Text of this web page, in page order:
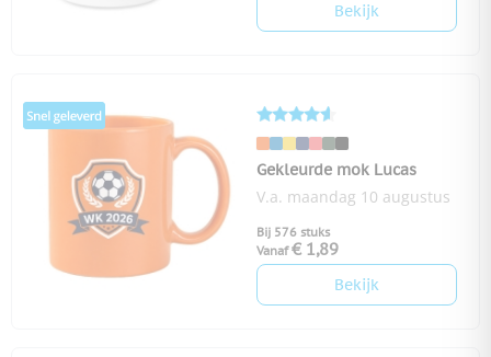
Bekijk
Gekleurde mok Lucas
V.a. maandag 10 augustus
Bij 576 stuks
Vanaf € 1,89
Bekijk